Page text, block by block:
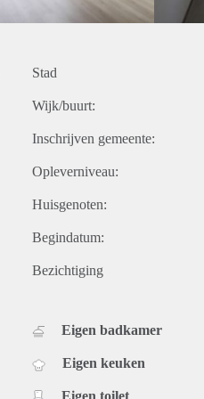
Stad
Wijk/buurt:
Inschrijven gemeente:
Opleverniveau:
Huisgenoten:
Begindatum:
Bezichtiging
Eigen badkamer
Eigen keuken